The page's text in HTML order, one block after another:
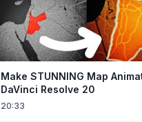
Make STUNNING Map
DaVinci Resolve 20
20:33